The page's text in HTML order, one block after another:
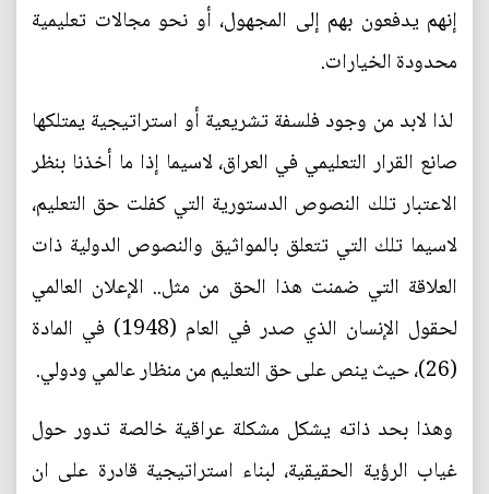
إنهم يدفعون بهم إلى المجهول، أو نحو مجالات تعليمية
محدودة الخيارات.
لذا لابد من وجود فلسفة تشريعية أو استراتيجية يمتلكها
صانع القرار التعليمي في العراق، لاسيما إذا ما أخذنا بنظر
الاعتبار تلك النصوص الدستورية التي كفلت حق التعليم،
لاسيما تلك التي تتعلق بالمواثيق والنصوص الدولية ذات
العلاقة التي ضمنت هذا الحق من مثل.. الإعلان العالمي
لحقول الإنسان الذي صدر في العام (1948) في المادة
(26)، حيث ينص على حق التعليم من منظار عالمي ودولي.
وهذا بحد ذاته يشكل مشكلة عراقية خالصة تدور حول
غياب الرؤية الحقيقية، لبناء استراتيجية قادرة على ان